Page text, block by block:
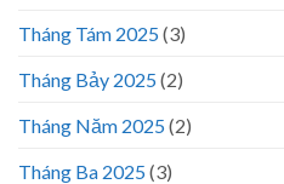
Tháng Tám 2025(3)
Tháng Bảy 2025(2)
Tháng Năm 2025(2)
Tháng Ba 2025(3)